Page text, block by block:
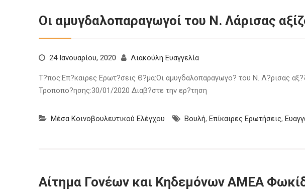
Οι αμυγδαλοπαραγωγοί του Ν. Λάρισας
24 Ιανουαρίου, 2020 Λιακούλη Ευαγγελία
Τ?πος:Επ?καιρες Ερωτ?σεις Θ?μα:Οι αμυγδαλοπαραγωγο? του Ν. Λ?ρισας
Τροποπο?ησης:30/01/2020 Διαβ?στε την ερ?τηση
Μέσα Κοινοβουλευτικού Ελέγχου Βουλή, Επίκαιρες Ερωτήσεις,
Αίτημα Γονέων και Κηδεμόνων ΑΜΕΑ